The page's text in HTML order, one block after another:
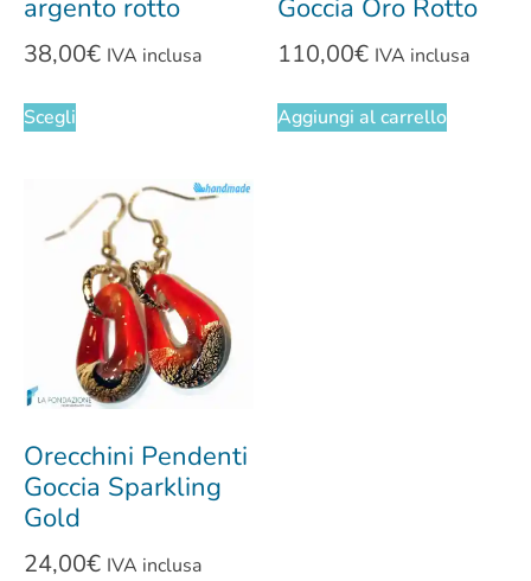
argento rotto
38,00€ IVA inclusa
Scegli
Goccia Oro Rotto
110,00€ IVA inclusa
Aggiungi al carrello
Orecchini Pendenti
Goccia Sparkling
Gold
24,00€ IVA inclusa